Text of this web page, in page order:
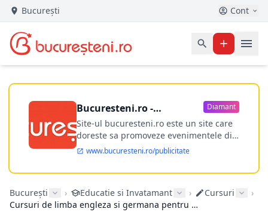
București Cont
Bucuresteni.ro -
publicitate online
Diamant
Site-ul bucuresteni.ro este un site care
doreste sa promoveze evenimentele din
Bucuresti si nu numai, sa puna la
dispozitia utilizatorului cea mai
performanta harta electronica a
ofere posibilitatea firmel...
www.bucuresteni.ro/publicitate
București › Educatie si Invatamant › Cursuri
›
Cursuri de limba engleza si germana pentru copii